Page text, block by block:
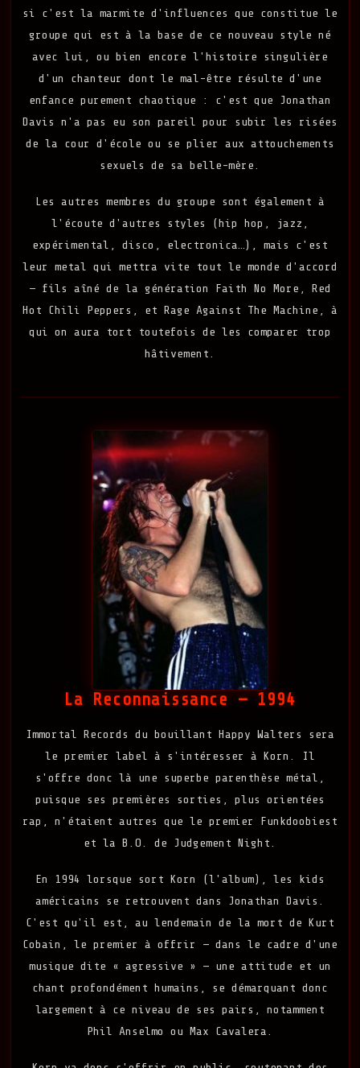
si c'est la marmite d'influences que constitue le
groupe qui est à la base de ce nouveau style né
avec lui, ou bien encore l'histoire singulière
d'un chanteur dont le mal-être résulte d'une
enfance purement chaotique : c'est que Jonathan
Davis n'a pas eu son pareil pour subir les risées
de la cour d'école ou se plier aux attouchements
sexuels de sa belle-mère.
Les autres membres du groupe sont également à
l'écoute d'autres styles (hip hop, jazz,
expérimental, disco, electronica…), mais c'est
leur metal qui mettra vite tout le monde d'accord
— fils aîné de la génération Faith No More, Red
Hot Chili Peppers, et Rage Against The Machine, à
qui on aura tort toutefois de les comparer trop
hâtivement.
La Reconnaissance — 1994
Immortal Records du bouillant Happy Walters sera
le premier label à s'intéresser à Korn. Il
s'offre donc là une superbe parenthèse métal,
puisque ses premières sorties, plus orientées
rap, n'étaient autres que le premier Funkdoobiest
et la B.O. de Judgement Night.
En 1994 lorsque sort Korn (l'album), les kids
américains se retrouvent dans Jonathan Davis.
C'est qu'il est, au lendemain de la mort de Kurt
Cobain, le premier à offrir — dans le cadre d'une
musique dite « agressive » — une attitude et un
chant profondément humains, se démarquant donc
largement à ce niveau de ses pairs, notamment
Phil Anselmo ou Max Cavalera.